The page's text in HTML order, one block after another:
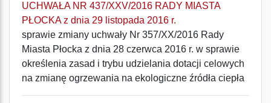
UCHWAŁA NR 437/XXV/2016 RADY MIASTA
PŁOCKA z dnia 29 listopada 2016 r.
sprawie zmiany uchwały Nr 357/XX/2016 Rady
Miasta Płocka z dnia 28 czerwca 2016 r. w sprawie
określenia zasad i trybu udzielania dotacji celowych
na zmianę ogrzewania na ekologiczne źródła ciepła